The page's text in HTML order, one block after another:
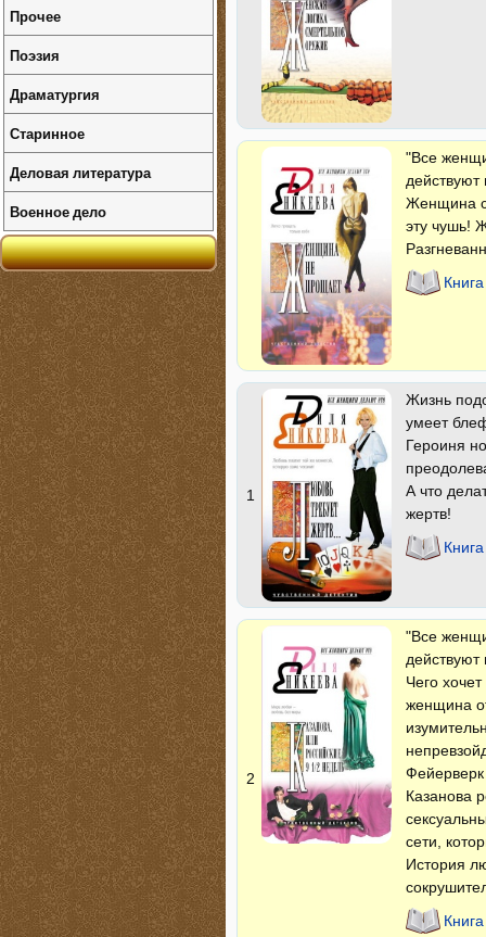
"Все
Женщина
эту чушь!
1
Жизнь
умеет
Героиня
А что
жертв!
2
"Все
Чего
женщина
Казанова
сети,
История
Прочее
Поэзия
Драматургия
Старинное
Деловая литература
Военное дело